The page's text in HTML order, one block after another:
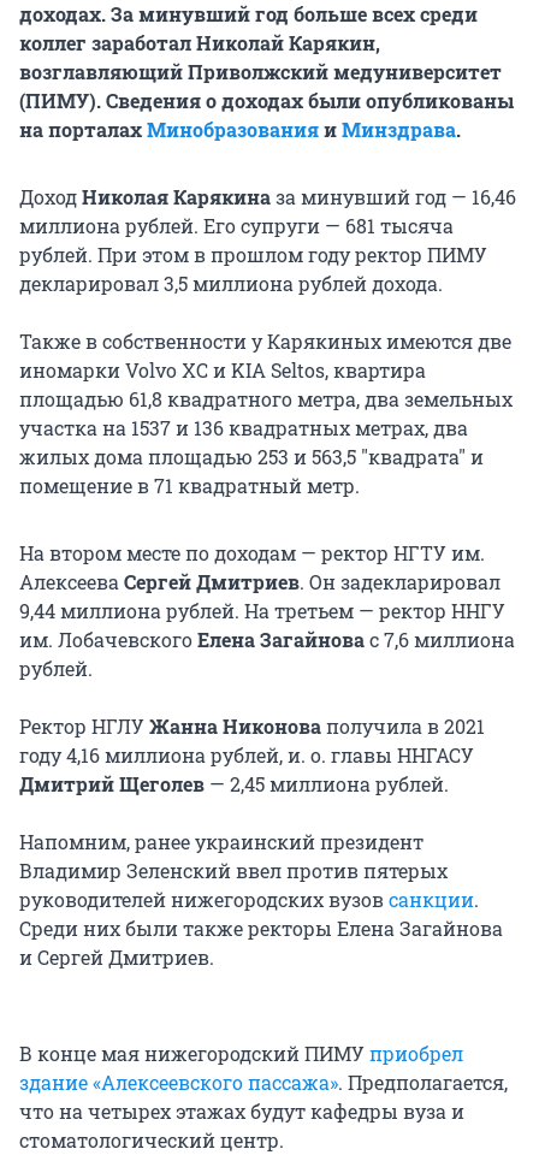
доходах. За минувший год больше всех среди
коллег заработал Николай Карякин,
возглавляющий Приволжский медуниверситет
(ПИМУ). Сведения о доходах были опубликованы
на порталахМинобразованияиМинздрава.
ДоходНиколая Карякиназа минувший год — 16,46
миллиона рублей. Его супруги — 681 тысяча
рублей. При этом в прошлом году ректор ПИМУ
декларировал 3,5 миллиона рублей дохода.
Также в собственности у Карякиных имеются две
иномарки Volvo XC и KIA Seltos, квартира
площадью 61,8 квадратного метра, два земельных
участка на 1537 и 136 квадратных метрах, два
жилых дома площадью 253 и 563,5 "квадрата" и
помещение в 71 квадратный метр.
На втором месте по доходам — ректор НГТУ им.
АлексееваСергей Дмитриев. Он задекларировал
9,44 миллиона рублей. На третьем — ректор ННГУ
им. ЛобачевскогоЕлена Загайновас 7,6 миллиона
рублей.
Ректор НГЛУЖанна Никоноваполучила в 2021
году 4,16 миллиона рублей, и. о. главы ННГАСУ
Дмитрий Щеголев — 2,45 миллиона рублей.
Напомним, ранее украинский президент
Владимир Зеленский ввел против пятерых
руководителей нижегородских вузовсанкции.
Среди них были также ректоры Елена Загайнова
и Сергей Дмитриев.
В конце мая нижегородский ПИМУприобрел
здание «Алексеевского пассажа». Предполагается,
что на четырех этажах будут кафедры вуза и
стоматологический центр.